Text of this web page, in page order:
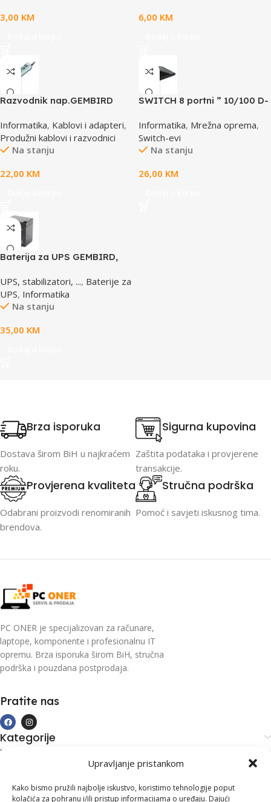
Upravljanje pristankom
Kako bismo pružili najbolje iskustvo, koristimo tehnologije poput
kolačića za pohranu i/ili pristup informacijama o uređaju. Dajući
3,00 KM
6,00 KM
Razvodnik nap.GEMBIRD
prekidač, 1,8M, osigurač,
prenaponska zaštita
Informatika, Kablovi i adapteri,
Produžni kablovi i razvodnici
Na stanju
22,00 KM
SWITCH 8 portni ” 10/100 D-
Informatika, Mrežna oprema,
Switch-evi
Na stanju
26,00 KM
Baterija za UPS GEMBIRD,
UPS, stabilizatori, ..., Baterije za
UPS, Informatika
Na stanju
35,00 KM
Brza isporuka
Dostava širom BiH u najkraćem
roku.
Sigurna kupovina
Zaštita podataka i provjerene
transakcije.
Provjerena kvaliteta
Odabrani proizvodi renomiranih
brendova.
Stručna podrška
Pomoć i savjeti iskusnog tima.
PC ONER je specijalizovan za računare,
laptope, komponente i profesionalnu IT
opremu. Brza isporuka širom BiH, stručna
podrška i pouzdana postprodaja.
Pratite nas
Kategorije
Kupovina i podrška
Kontakt informacije